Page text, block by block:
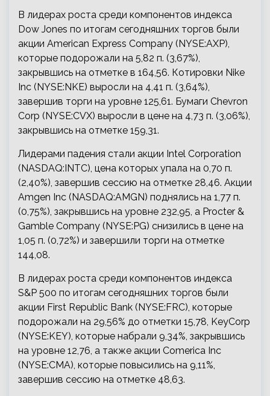
В лидерах роста среди компонентов индекса
Dow Jones по итогам сегодняшних торгов были
акции American Express Company (NYSE:AXP),
которые подорожали на 5,82 п. (3,67%),
закрывшись на отметке в 164,56. Котировки Nike
Inc (NYSE:NKE) выросли на 4,41 п. (3,64%),
завершив торги на уровне 125,61. Бумаги Chevron
Corp (NYSE:CVX) выросли в цене на 4,73 п. (3,06%),
закрывшись на отметке 159,31.
Лидерами падения стали акции Intel Corporation
(NASDAQ:INTC), цена которых упала на 0,70 п.
(2,40%), завершив сессию на отметке 28,46. Акции
Amgen Inc (NASDAQ:AMGN) поднялись на 1,77 п.
(0,75%), закрывшись на уровне 232,95, а Procter &
Gamble Company (NYSE:PG) снизились в цене на
1,05 п. (0,72%) и завершили торги на отметке
144,08.
В лидерах роста среди компонентов индекса
S&P 500 по итогам сегодняшних торгов были
акции First Republic Bank (NYSE:FRC), которые
подорожали на 29,56% до отметки 15,78, KeyCorp
(NYSE:KEY), которые набрали 9,34%, закрывшись
на уровне 12,76, а также акции Comerica Inc
(NYSE:CMA), которые повысились на 9,11%,
завершив сессию на отметке 48,63.